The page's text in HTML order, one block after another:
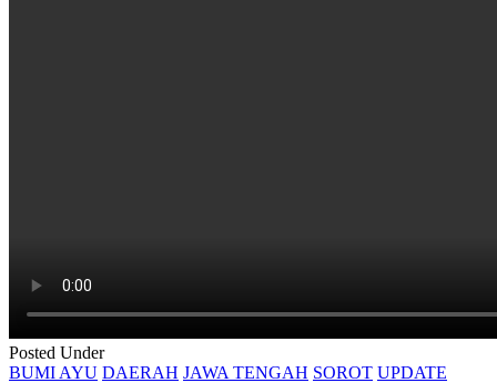
Posted Under
BUMI AYU DAERAH JAWA TENGAH SOROT UPDATE